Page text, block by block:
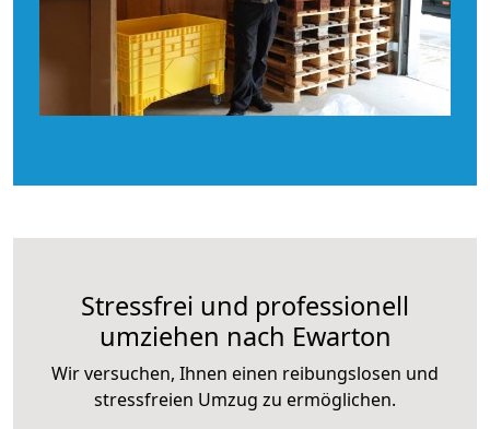
Stressfrei und professionell
umziehen nach Ewarton
Wir versuchen, Ihnen einen reibungslosen und
stressfreien Umzug zu ermöglichen.